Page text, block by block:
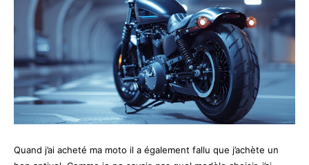
Quand j’ai acheté ma moto il a également fallu que j’achète un